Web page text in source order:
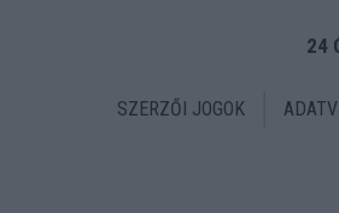
24
SZERZŐI JOGOK